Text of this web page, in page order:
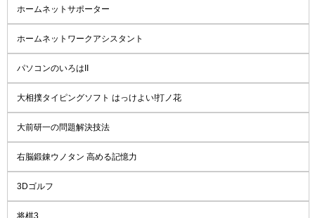
ホームネットサポーター
ホームネットワークアシスタント
パソコンのいろはII
大相撲タイピングソフト はっけよい!打ノ花
大前研一の問題解決技法
右脳鍛錬ウノタン 高める記憶力
3Dゴルフ
将棋3